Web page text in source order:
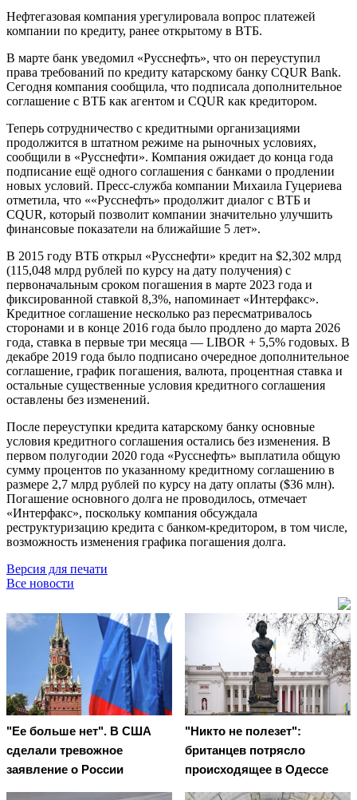
Нефтегазовая компания урегулировала вопрос платежей
компании по кредиту, ранее открытому в ВТБ.
В марте банк уведомил «Русснефть», что он переуступил
права требований по кредиту катарскому банку CQUR Bank.
Сегодня компания сообщила, что подписала дополнительное
соглашение с ВТБ как агентом и CQUR как кредитором.
Теперь сотрудничество с кредитными организациями
продолжится в штатном режиме на рыночных условиях,
сообщили в «Русснефти». Компания ожидает до конца года
подписание ещё одного соглашения с банками о продлении
новых условий. Пресс-служба компании Михаила Гуцериева
отметила, что ««Русснефть» продолжит диалог с ВТБ и
CQUR, который позволит компании значительно улучшить
финансовые показатели на ближайшие 5 лет».
В 2015 году ВТБ открыл «Русснефти» кредит на $2,302 млрд
(115,048 млрд рублей по курсу на дату получения) с
первоначальным сроком погашения в марте 2023 года и
фиксированной ставкой 8,3%, напоминает «Интерфакс».
Кредитное соглашение несколько раз пересматривалось
сторонами и в конце 2016 года было продлено до марта 2026
года, ставка в первые три месяца — LIBOR + 5,5% годовых. В
декабре 2019 года было подписано очередное дополнительное
соглашение, график погашения, валюта, процентная ставка и
остальные существенные условия кредитного соглашения
оставлены без изменений.
После переуступки кредита катарскому банку основные
условия кредитного соглашения остались без изменения. В
первом полугодии 2020 года «Русснефть» выплатила общую
сумму процентов по указанному кредитному соглашению в
размере 2,7 млрд рублей по курсу на дату оплаты ($36 млн).
Погашение основного долга не проводилось, отмечает
«Интерфакс», поскольку компания обсуждала
реструктуризацию кредита с банком-кредитором, в том числе,
возможность изменения графика погашения долга.
Версия для печати
Все новости
"Ее больше нет". В США
сделали тревожное
заявление о России
"Никто не полезет":
британцев потрясло
происходящее в Одессе